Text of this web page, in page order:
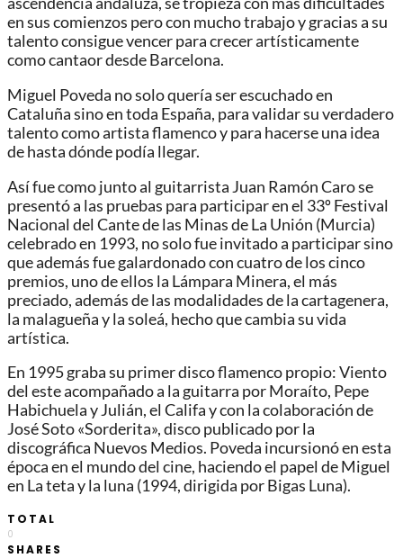
en sus comienzos pero con mucho trabajo y gracias a su
talento consigue vencer para crecer artísticamente
como cantaor desde Barcelona.
Miguel Poveda no solo quería ser escuchado en
Cataluña sino en toda España, para validar su verdadero
talento como artista flamenco y para hacerse una idea
de hasta dónde podía llegar.
Así fue como junto al guitarrista Juan Ramón Caro se
presentó a las pruebas para participar en el 33º Festival
Nacional del Cante de las Minas de La Unión (Murcia)
celebrado en 1993, no solo fue invitado a participar sino
que además fue galardonado con cuatro de los cinco
premios, uno de ellos la Lámpara Minera, el más
preciado, además de las modalidades de la cartagenera,
la malagueña y la soleá, hecho que cambia su vida
artística.
En 1995 graba su primer disco flamenco propio: Viento
del este acompañado a la guitarra por Moraíto, Pepe
Habichuela y Julián, el Califa y con la colaboración de
José Soto «Sorderita», disco publicado por la
discográfica Nuevos Medios. Poveda incursionó en esta
época en el mundo del cine, haciendo el papel de Miguel
en La teta y la luna (1994, dirigida por Bigas Luna).
TOTAL
0
SHARES